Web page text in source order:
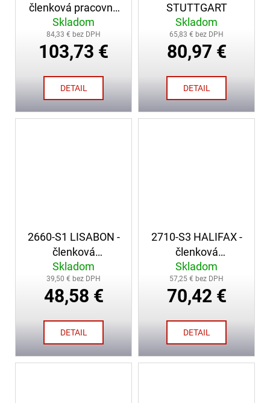
členková pracovná
obuv
Skladom
84,33 € bez DPH
103,73 €
DETAIL
STUTTGART
Skladom
65,83 € bez DPH
80,97 €
DETAIL
2660-S1 LISABON -
členková
bezpečnostná obuv
Skladom
39,50 € bez DPH
48,58 €
DETAIL
2710-S3 HALIFAX -
členková
bezpečnostná obuv
Skladom
57,25 € bez DPH
70,42 €
DETAIL